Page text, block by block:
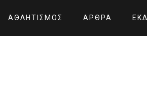
ΑΘΛΗΤΙΣΜΌΣ ΆΡΘΡΑ